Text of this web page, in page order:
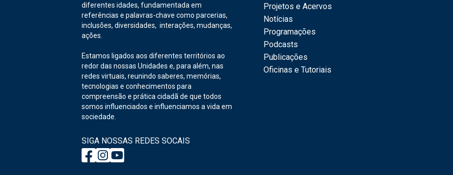
diferentes idades, fundamentada em
referências e palavras-chave como parcerias,
inclusões, diversidades, interações, mudanças,
ações.
Estamos ligados aos diferentes territórios ao
redor das nossas Unidades e, para além, nas
redes virtuais, reunindo saberes, memórias,
tecnologias e conhecimentos para
compreensão e prática cidadã de que todos
somos influenciados e influenciamos a vida em
sociedade.
SIGA NOSSAS REDES SOCAIS
Projetos e Acervos
Notícias
Programações
Podcasts
Publicações
Oficinas e Tutoriais